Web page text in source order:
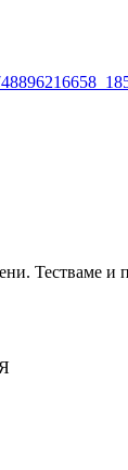
Тестваме и